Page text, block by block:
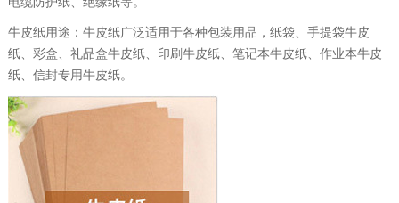
牛皮纸用途：牛皮纸广泛适用于各种包装用品，纸袋、手提袋牛皮
纸、彩盒、礼品盒牛皮纸、印刷牛皮纸、笔记本牛皮纸、作业本牛皮
纸、信封专用牛皮纸。